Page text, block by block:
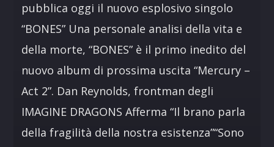
pubblica oggi il nuovo esplosivo singolo
“BONES” Una personale analisi della vita e
della morte, “BONES” è il primo inedito del
nuovo album di prossima uscita “Mercury –
Act 2”. Dan Reynolds, frontman degli
IMAGINE DRAGONS Afferma “Il brano parla
della fragilità della nostra esistenza”“Sono